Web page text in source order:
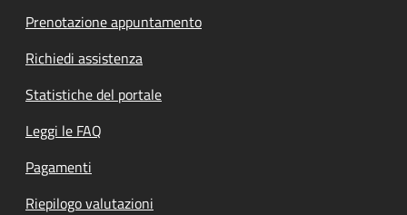
Prenotazione appuntamento
Richiedi assistenza
Statistiche del portale
Leggi le FAQ
Pagamenti
Riepilogo valutazioni